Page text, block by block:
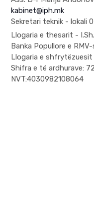
kabinet@iph.mk
Sekretari teknik - lokali
Llogaria e thesarit -
Banka Popullore e RMV-
Llogaria e
Shifra e të ardhurave:
NVT:4030982108064